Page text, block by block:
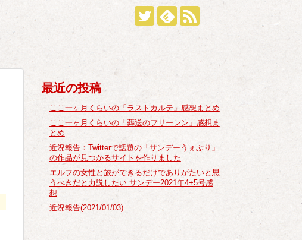
最近の投稿
ここ一ヶ月くらいの「ラストカルテ」感想まとめ
ここ一ヶ月くらいの「葬送のフリーレン」感想ま
とめ
近況報告：Twitterで話題の「サンデーうぇぶり」
の作品が見つかるサイトを作りました
エルフの女性と旅ができるだけでありがたいと思
うべきだと力説したい サンデー2021年4+5号感
想
近況報告(2021/01/03)